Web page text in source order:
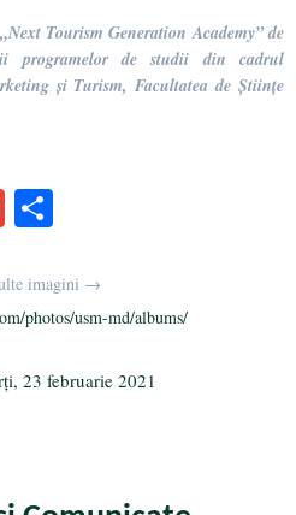
Tourism Generation Academy” de
programelor de studii din cadrul
și Turism, Facultatea de Științe
G
ailaj
ea
ză
imagini →
photos/usm-md/albums/
23 februarie 2021